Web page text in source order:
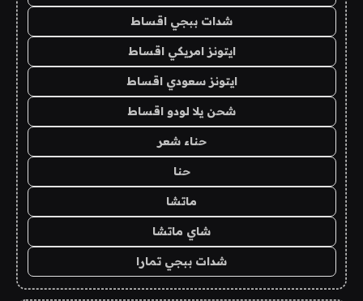
شدات ببجي اقساط
ايتونز امريكي اقساط
ايتونز سعودي اقساط
شحن يلا لودو اقساط
حناء شعر
حنا
ماتشا
شاي ماتشا
شدات ببجي تمارا